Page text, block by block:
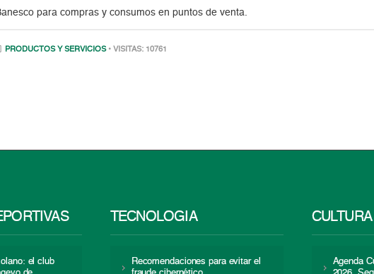
para compras y consumos en puntos de venta.
PRODUCTOS Y SERVICIOS • VISITAS: 10761
el club
TECNOLOGÍA
Recomendaciones para evitar el
CULTURA
Agenda